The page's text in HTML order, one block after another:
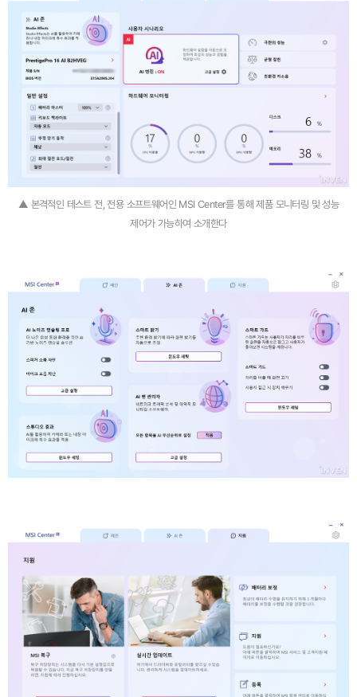
▲ 본격적인 테스트 전, 전용 소프트웨어인 MSI Center를 통해 제품 모니터링 및 성능
제어가 가능하여 소개한다